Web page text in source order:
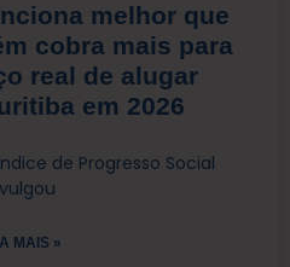
melhor que
cobra mais para
real de alugar
em 2026
de Progresso Social
MAIS »